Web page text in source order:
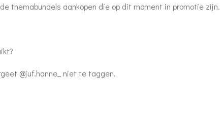
themabundels aankopen die op dit moment in promotie zijn.
@juf.hanne_ niet te taggen.